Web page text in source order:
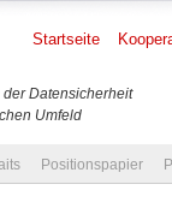
Datensicherheit
Umfeld
Startseite
Positionspapier